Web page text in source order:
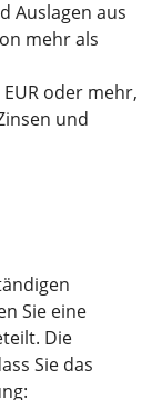
Auslagen aus
mehr als
oder mehr,
und
Sie eine
Die
Sie das